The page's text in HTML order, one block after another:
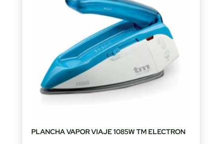
PLANCHA VAPOR VIAJE 1085W TM ELECTRON